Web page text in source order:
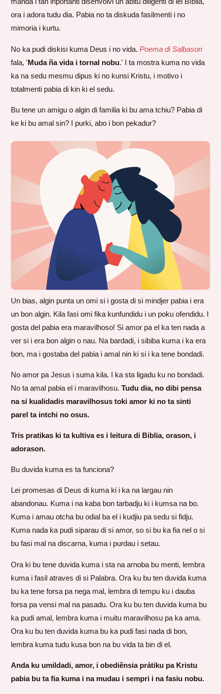
ora i adora tudu dia. Pabia no ta diskuda fasilmenti i no
mimoria i kurtu.
No ka pudi diskisi kuma Deus i no vida.Poema di Salbason
fala, 'Muda ña vida i tornal nobu.' I ta mostra kuma no vida
ka na sedu mesmu dipus ki no kunsi Kristu, i motivo i
totalmenti pabia di kin ki el sedu.
Bu tene un amigu o algin di familia ki bu ama tchiu? Pabia di
ke ki bu amal sin? I purki, abo i bon pekadur?
Un bias, algin punta un omi si i gosta di si mindjer pabia i era
un bon algin. Kila fasi omi fika kunfundidu i un poku ofendidu. I
gosta del pabia era maravilhoso! Si amor pa el ka ten nada a
ver si i era bon algin o nau. Na bardadi, i sibiba kuma i ka era
bon, ma i gostaba del pabia i amal nin ki si i ka tene bondadi.
No amor pa Jesus i suma kila. I ka sta ligadu ku no bondadi.
No ta amal pabia el i maravilhosu.Tudu dia, no dibi pensa
na si kualidadis maravilhosus toki amor ki no ta sinti
parel ta intchi no osus.
Tris pratikas ki ta kultiva es i leitura di Biblia, orason, i
adorason.
Bu duvida kuma es ta funciona?
Lei promesas di Deus di kuma ki i ka na largau nin
abandonau. Kuma i na kaba bon tarbadju ki i kumsa na bo.
Kuma i amau otcha bu odial ba el i kudjiu pa sedu si fidju.
Kuma nada ka pudi siparau di si amor, so si bu ka fia nel o si
bu fasi mal na discarna, kuma i purdau i setau.
Ora ki bu tene duvida kuma i sta na arnoba bu menti, lembra
kuma i fasil atraves di si Palabra. Ora ku bu ten duvida kuma
bu ka tene forsa pa nega mal, lembra di tempu ku i dauba
forsa pa vensi mal na pasadu. Ora ku bu ten duvida kuma bu
ka pudi amal, lembra kuma i muitu maravilhosu pa ka ama.
Ora ku bu ten duvida kuma bu ka pudi fasi nada di bon,
lembra kuma tudu kusa bon na bu vida ta bin di el.
Anda ku umildadi, amor, i obediênsia prátiku pa Kristu
pabia bu ta fia kuma i na mudau i sempri i na fasiu nobu.